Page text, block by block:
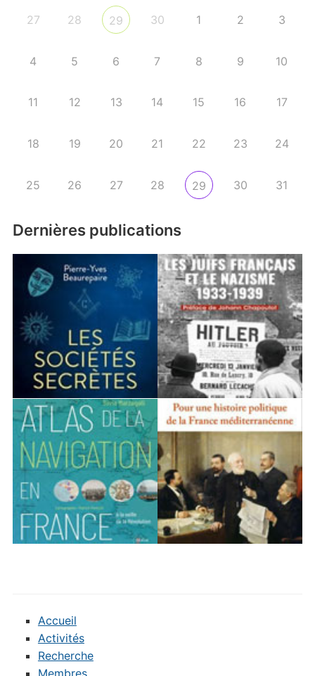
27 28 29 30 1 2 3
4 5 6 7 8 9 10
11 12 13 14 15 16 17
18 19 20 21 22 23 24
25 26 27 28 29 30 31
Dernières publications
Accueil
Activités
Recherche
Membres